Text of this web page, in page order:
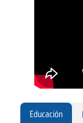
Educación